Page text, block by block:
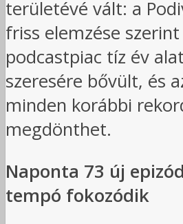
területévé vált: a
friss elemzése
podcastpiac tíz év
szeresére bővült, és
minden korábbi
megdönthet.
Naponta 73 új
tempó fokozódik